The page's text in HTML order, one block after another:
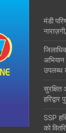
मंडी
अभियान
उपलब्ध
SSP
को